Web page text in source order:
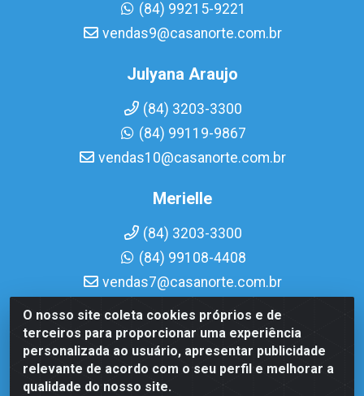
O nosso site coleta cookies próprios e de
terceiros para proporcionar uma experiência
personalizada ao usuário, apresentar publicidade
relevante de acordo com o seu perfil e melhorar a
qualidade do nosso site.
(84) 99215-9221
vendas9@casanorte.com.br
Julyana Araujo
(84) 3203-3300
(84) 99119-9867
vendas10@casanorte.com.br
Merielle
(84) 3203-3300
(84) 99108-4408
vendas7@casanorte.com.br
Casa Norte LTDA - Av. Interventor Mário Câmara, 1815 -
Dix-Sept Rosado, Natal/RN - CEP 59054-600 - CNPJ
08.713.513/0001-51